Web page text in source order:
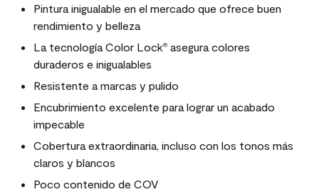
Pintura inigualable en el mercado que ofrece buen
rendimiento y belleza
La tecnología Color Lock® asegura colores
duraderos e inigualables
Resistente a marcas y pulido
Encubrimiento excelente para lograr un acabado
impecable
Cobertura extraordinaria, incluso con los tonos más
claros y blancos
Poco contenido de COV